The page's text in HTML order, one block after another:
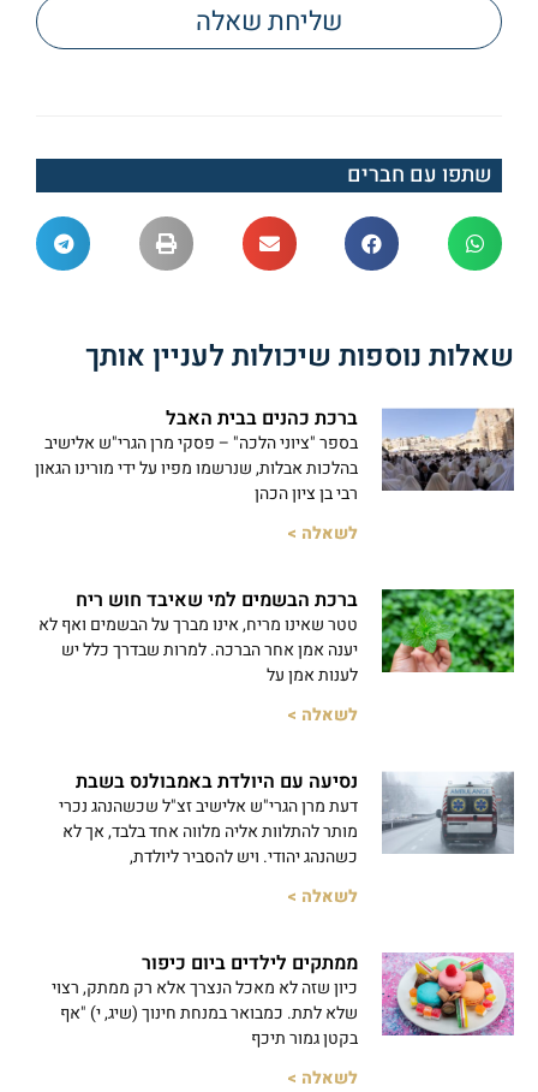
שליחת שאלה
שתפו עם חברים
שאלות נוספות שיכולות לעניין אותך
ברכת כהנים בבית האבל
בספר "ציוני הלכה" – פסקי מרן הגרי"ש אלישיב
בהלכות אבלות, שנרשמו מפיו על ידי מורינו הגאון
רבי בן ציון הכהן
לשאלה >
ברכת הבשמים למי שאיבד חוש ריח
טטר שאינו מריח, אינו מברך על הבשמים ואף לא
יענה אמן אחר הברכה. למרות שבדרך כלל יש
לענות אמן על
לשאלה >
נסיעה עם היולדת באמבולנס בשבת
דעת מרן הגרי"ש אלישיב זצ"ל שכשהנהג נכרי
מותר להתלוות אליה מלווה אחד בלבד, אך לא
כשהנהג יהודי. ויש להסביר ליולדת,
לשאלה >
ממתקים לילדים ביום כיפור
כיון שזה לא מאכל הנצרך אלא רק ממתק, רצוי
שלא לתת. כמבואר במנחת חינוך (שיג, י) "אף
בקטן גמור תיכף
לשאלה >